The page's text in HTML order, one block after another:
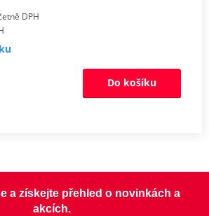
DPH
Do košíku
a získejte přehled o novinkách a
akcích.